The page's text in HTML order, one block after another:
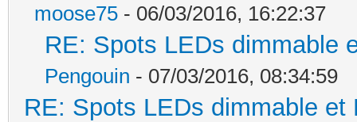
moose75 - 06/03/2016, 16:22:37
RE: Spots LEDs dimmable
Pengouin - 07/03/2016, 08:34:59
RE: Spots LEDs dimmable